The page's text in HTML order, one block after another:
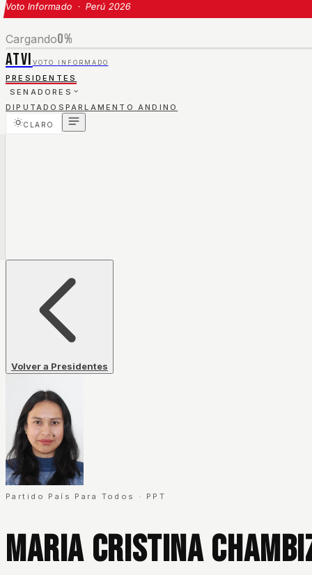
Voto Informado · Perú 2026
Cargando0%
ATVI VOTO INFORMADO
PRESIDENTES
SENADORES
DIPUTADOS PARLAMENTO ANDINO
CLARO
Volver a Presidentes
Partido País Para Todos · PPT
Maria Cristina